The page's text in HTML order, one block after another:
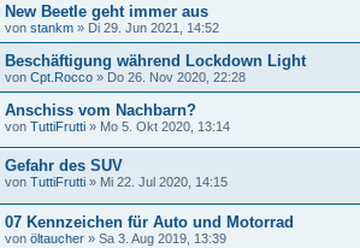
New Beetle geht immer aus
von stankm » Di 29. Jun 2021, 14:52
Beschäftigung während Lockdown Light
von Cpt.Rocco » Do 26. Nov 2020, 22:28
Anschiss vom Nachbarn?
von TuttiFrutti » Mo 5. Okt 2020, 13:14
Gefahr des SUV
von TuttiFrutti » Mi 22. Jul 2020, 14:15
07 Kennzeichen für Auto und Motorrad
von öltaucher » Sa 3. Aug 2019, 13:39